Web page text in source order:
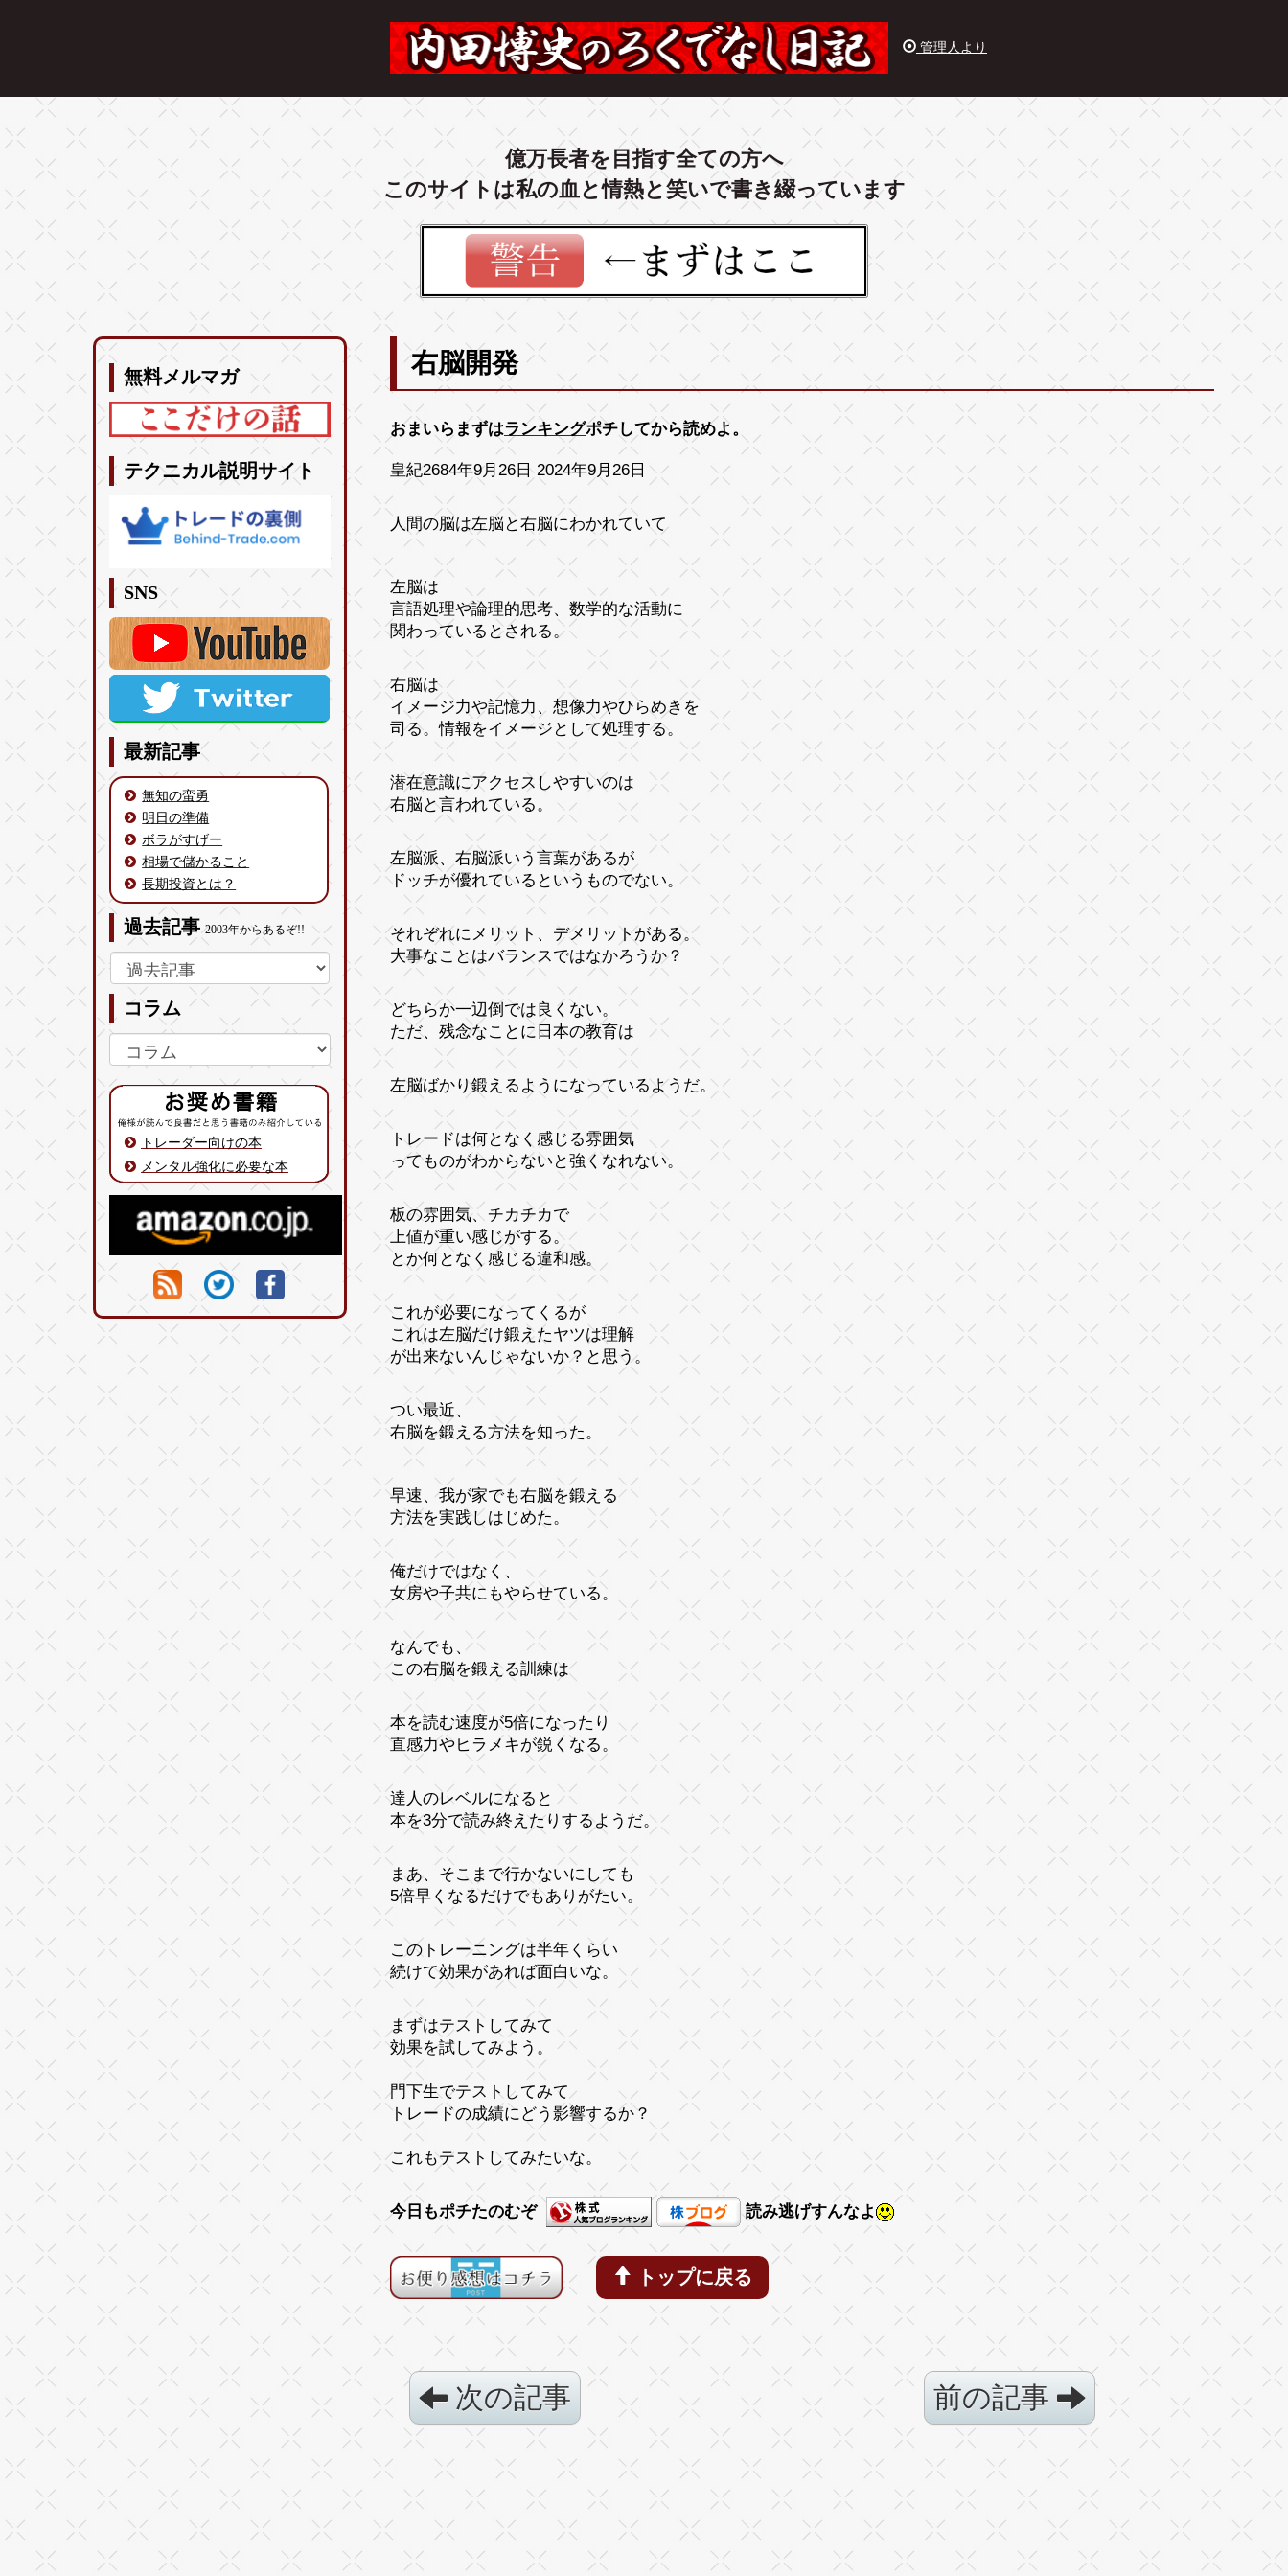
管理人より
億万長者を目指す全ての方へ
このサイトは私の血と情熱と笑いで書き綴っています
無料メルマガ
テクニカル説明サイト
SNS
最新記事
無知の蛮勇
明日の準備
ボラがすげー
相場で儲かること
長期投資とは？
過去記事2003年からあるぞ!!
コラム
トレーダー向けの本
メンタル強化に必要な本
右脳開発
おまいらまずはランキングポチしてから読めよ。
皇紀2684年9月26日 2024年9月26日
人間の脳は左脳と右脳にわかれていて
左脳は
言語処理や論理的思考、数学的な活動に
関わっているとされる。
右脳は
イメージ力や記憶力、想像力やひらめきを
司る。情報をイメージとして処理する。
潜在意識にアクセスしやすいのは
右脳と言われている。
左脳派、右脳派いう言葉があるが
ドッチが優れているというものでない。
それぞれにメリット、デメリットがある。
大事なことはバランスではなかろうか？
どちらか一辺倒では良くない。
ただ、残念なことに日本の教育は
左脳ばかり鍛えるようになっているようだ。
トレードは何となく感じる雰囲気
ってものがわからないと強くなれない。
板の雰囲気、チカチカで
上値が重い感じがする。
とか何となく感じる違和感。
これが必要になってくるが
これは左脳だけ鍛えたヤツは理解
が出来ないんじゃないか？と思う。
つい最近、
右脳を鍛える方法を知った。
早速、我が家でも右脳を鍛える
方法を実践しはじめた。
俺だけではなく、
女房や子共にもやらせている。
なんでも、
この右脳を鍛える訓練は
本を読む速度が5倍になったり
直感力やヒラメキが鋭くなる。
達人のレベルになると
本を3分で読み終えたりするようだ。
まあ、そこまで行かないにしても
5倍早くなるだけでもありがたい。
このトレーニングは半年くらい
続けて効果があれば面白いな。
まずはテストしてみて
効果を試してみよう。
門下生でテストしてみて
トレードの成績にどう影響するか？
これもテストしてみたいな。
今日もポチたのむぞ 読み逃げすんなよ
トップに戻る
次の記事 前の記事